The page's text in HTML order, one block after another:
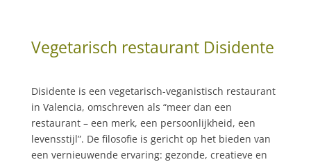
Vegetarisch restaurant Disidente
Disidente is een vegetarisch-veganistisch restaurant
in Valencia, omschreven als “meer dan een
restaurant – een merk, een persoonlijkheid, een
levensstijl”. De filosofie is gericht op het bieden van
een vernieuwende ervaring: gezonde, creatieve en